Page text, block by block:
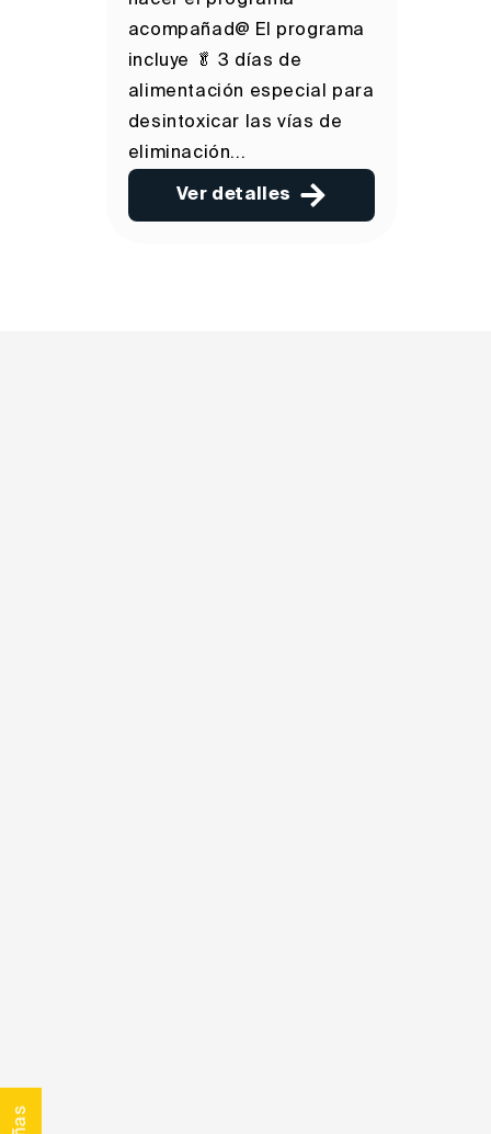
acompañad@ El programa
incluye 🥬 3 días de
alimentación especial para
desintoxicar las vías de
eliminación...
Ver detalles